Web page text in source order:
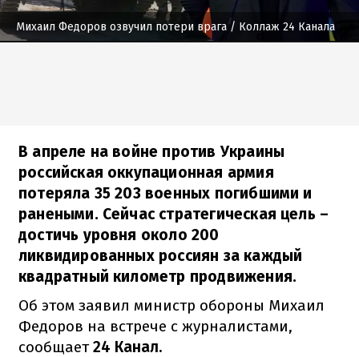
Михаил Федоров озвучил потери врага/ Коллаж 24 Канала
В апреле на войне против Украины
российская оккупационная армия
потеряла 35 203 военных погибшими и
ранеными. Сейчас стратегическая цель –
достичь уровня около 200
ликвидированных россиян за каждый
квадратный километр продвижения.
Об этом заявил министр обороны Михаил
Федоров на встрече с журналистами,
сообщает24 Канал.